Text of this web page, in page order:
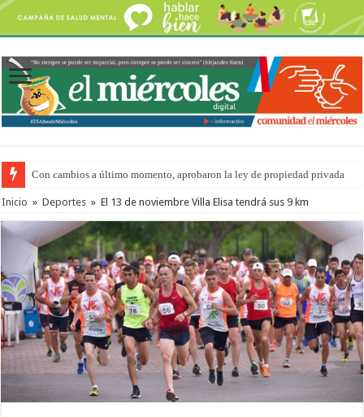
Con cambios a último momento, aprobaron la ley de propiedad privada
Inicio » Deportes » El 13 de noviembre Villa Elisa tendrá sus 9 km